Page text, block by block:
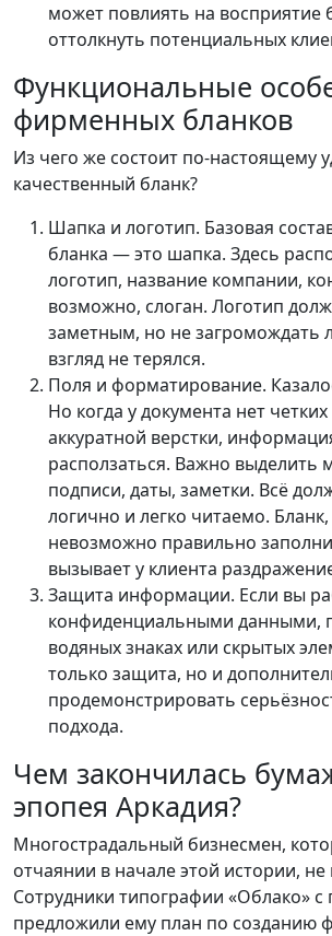
может повлиять на восприятие
оттолкнуть потенциальных
Функциональные
фирменных бланков
Из чего же состоит по-настоящему
качественный бланк?
Шапка и логотип. Базовая
бланка — это шапка. Здесь
логотип, название компании,
возможно, слоган. Логотип
заметным, но не загромождать
взгляд не терялся.
Поля и форматирование.
Но когда у документа нет
аккуратной верстки,
расползаться. Важно выделить
подписи, даты, заметки. Всё
логично и легко читаемо.
невозможно правильно
вызывает у клиента
Защита информации. Если вы
конфиденциальными данными,
водяных знаках или скрытых
только защита, но и
продемонстрировать
подхода.
Чем закончилась
эпопея Аркадия?
Многострадальный бизнесмен,
отчаянии в начале этой истории, не
Сотрудники типографии «Облако»
предложили ему план по созданию